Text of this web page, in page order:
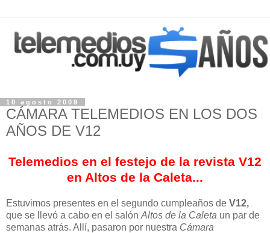
10 agosto 2009
CÁMARA TELEMEDIOS EN LOS DOS
AÑOS DE V12
Telemedios en el festejo de la revista V12
en Altos de la Caleta...
Estuvimos presentes en el segundo cumpleaños de V12,
que se llevó a cabo en el salón Altos de la Caleta un par de
semanas atrás. Allí, pasaron por nuestra Cámara